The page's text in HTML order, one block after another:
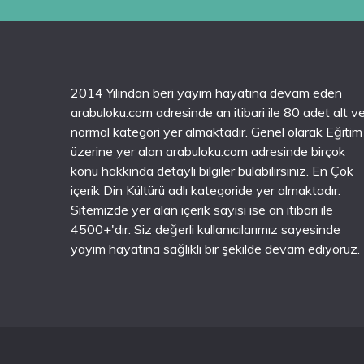
2014 Yılından beri yayım hayatına devam eden
arabuloku.com adresinde an itibari ile 80 adet alt
normal kategori yer almaktadır. Genel olarak Eğitim
üzerine yer alan arabuloku.com adresinde birçok
konu hakkında detaylı bilgiler bulabilirsiniz. En Çok
içerik Din Kültürü adlı kategoride yer almaktadır.
Sitemizde yer alan içerik sayısı ise an itibari ile
4500+'dır. Siz değerli kullanıcılarımız sayesinde
yayım hayatına sağlıklı bir şekilde devam ediyoruz.